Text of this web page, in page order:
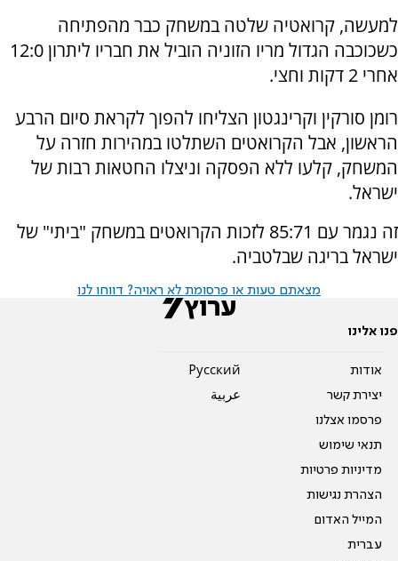
למעשה, קרואטיה שלטה במשחק כבר מהפתיחה
כשכוכבה הגדול מריו הזוניה הוביל את חבריו ליתרון 12:0
אחרי 2 דקות וחצי.
רומן סורקין וקרינגטון הצליחו להפוך לקראת סיום הרבע
הראשון, אבל הקרואטים השתלטו במהירות חזרה על
המשחק, קלעו ללא הפסקה וניצלו החטאות רבות של
ישראל.
זה נגמר עם 85:71 לזכות הקרואטים במשחק "ביתי" של
ישראל בריגה שבלטביה.
מצאתם טעות או פרסומת לא ראויה? דווחו לנו
פנו אלינו
אודות
יצירת קשר
פרסמו אצלנו
תנאי שימוש
מדיניות פרטיות
הצהרת נגישות
המייל האדום
עברית
Pусский
عربية